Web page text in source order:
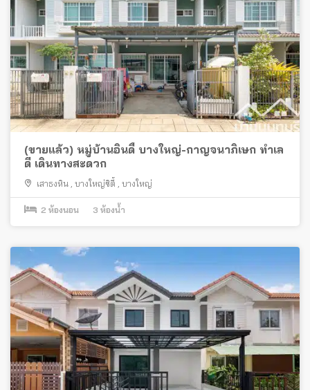
(ขายแล้ว) หมู่บ้านอินดี้ บางใหญ่-กาญจนาภิเษก ทำเล
ดี เดินทางสะดวก
เสาธงหิน , บางใหญ่ซิตี้ , บางใหญ่
2 ห้องนอน 3 ห้องน้ำ